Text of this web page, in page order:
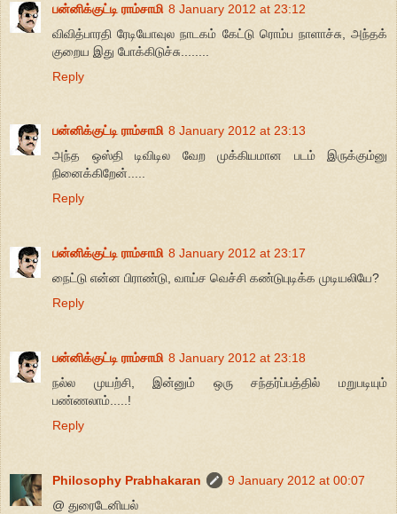
பன்னிக்குட்டி ராம்சாமி 8 January 2012 at 23:12
விவித்பாரதி ரேடியோவுல நாடகம் கேட்டு ரொம்ப நாளாச்சு, அந்தக்
குறைய இது போக்கிடுச்சு........
Reply
பன்னிக்குட்டி ராம்சாமி 8 January 2012 at 23:13
அந்த ஒஸ்தி டிவிடில வேற முக்கியமான படம் இருக்கும்னு
நினைக்கிறேன்.....
Reply
பன்னிக்குட்டி ராம்சாமி 8 January 2012 at 23:17
நைட்டு என்ன பிராண்டு, வாய்ச வெச்சி கண்டுபுடிக்க முடியலியே?
Reply
பன்னிக்குட்டி ராம்சாமி 8 January 2012 at 23:18
நல்ல முயற்சி, இன்னும் ஒரு சந்தர்ப்பத்தில் மறுபடியும்
பண்ணலாம்.....!
Reply
Philosophy Prabhakaran
9 January 2012 at 00:07
@ துரைடேனியல்